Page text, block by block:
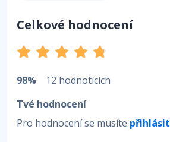
Celkové hodnocení
98%
12 hodnotících
Tvé hodnocení
Pro hodnocení se musíte přihlásit